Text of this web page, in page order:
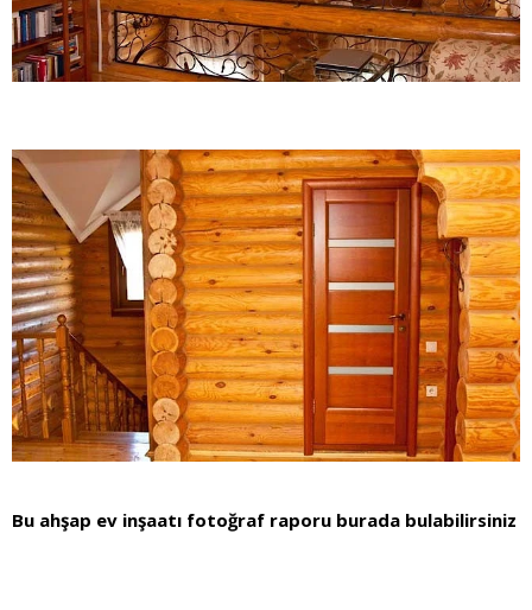
Bu ahşap ev inşaatı fotoğraf raporu burada bulabilirsiniz